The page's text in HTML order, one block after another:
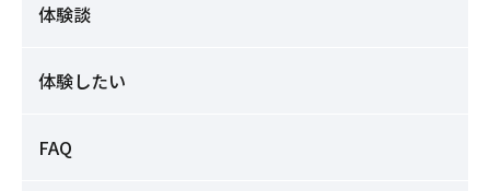
体験談
体験したい
FAQ